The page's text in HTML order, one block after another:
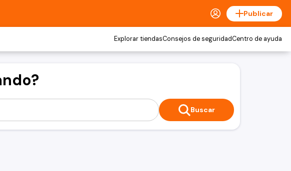
Publicar
Explorar tiendasConsejos de seguridadCentro de ayuda
Buscar